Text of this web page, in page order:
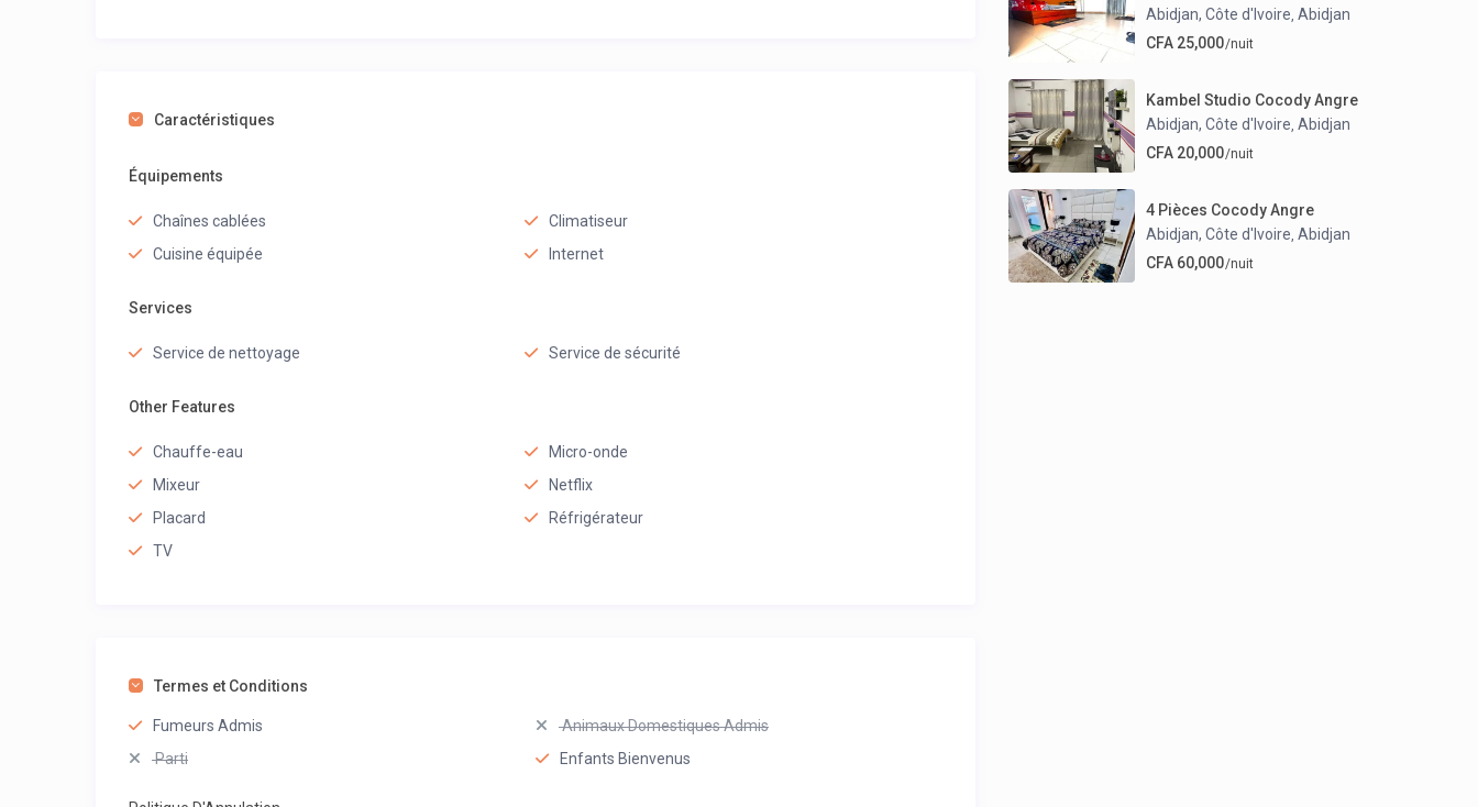
Caractéristiques
Équipements
Chaînes cablées
Climatiseur
Cuisine équipée
Internet
Services
Service de nettoyage Service de sécurité
Other Features
Chauffe-eau
Micro-onde
Mixeur
Netflix
Placard
Réfrigérateur
TV
Termes et Conditions
Fumeurs Admis
Animaux Domestiques Admis
Parti
Enfants Bienvenus
Abidjan, Côte d'Ivoire Abidjan
CFA 25,000/nuit
Kambel Studio Cocody Angre
Abidjan, Côte d'Ivoire Abidjan
CFA 20,000/nuit
4 Pièces Cocody Angre
Abidjan, Côte d'Ivoire Abidjan
CFA 60,000/nuit